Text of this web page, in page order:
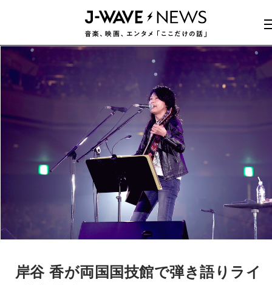
岸谷 香が両国国技館で弾き語りライ